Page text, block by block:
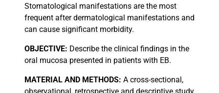
Stomatological manifestations are the most
frequent after dermatological manifestations and
can cause significant morbidity.
OBJECTIVE: Describe the clinical findings in the
oral mucosa presented in patients with EB.
MATERIAL AND METHODS: A cross-sectional,